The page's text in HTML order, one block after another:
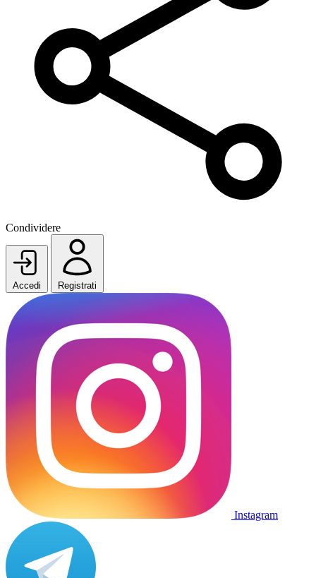
Condividere
Accedi Registrati
Instagram